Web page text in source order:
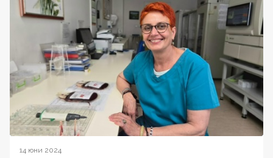
14 юни 2024